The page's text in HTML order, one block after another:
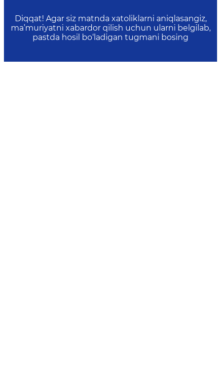
Diqqat! Agar siz matnda xatoliklarni aniqlasangiz,
ma’muriyatni xabardor qilish uchun ularni belgilab,
pastda hosil bo‘ladigan tugmani bosing